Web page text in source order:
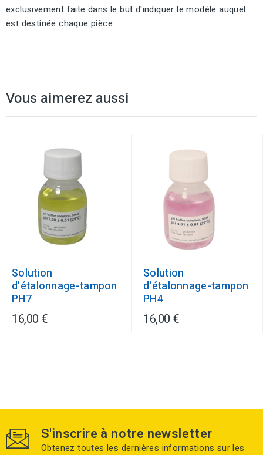
exclusivement faite dans le but d'indiquer le modèle auquel
est destinée chaque pièce.
Vous aimerez aussi
Solution
d'étalonnage-tampon
PH7
16,00 €
Solution
d'étalonnage-tampon
PH4
16,00 €
S'inscrire à notre newsletter
Obtenez toutes les dernières informations sur les